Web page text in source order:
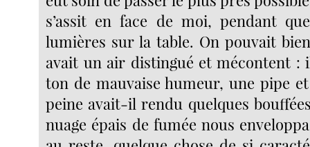
s’assit en face de moi, pendant
lumières sur la table. On pouvait
avait un air distingué et mécontent :
ton de mauvaise humeur, une pipe
peine avait-il rendu quelques
nuage épais de fumée nous